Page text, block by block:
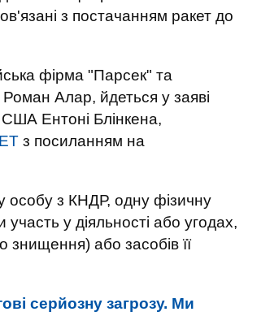
з постачанням ракет до
фірма "Парсек" та
Алар, йдеться у заяві
Ентоні Блінкена,
з посиланням на
особу з КНДР, одну фізичну
участь у діяльності або угодах,
або засобів її
серйозну загрозу. Ми